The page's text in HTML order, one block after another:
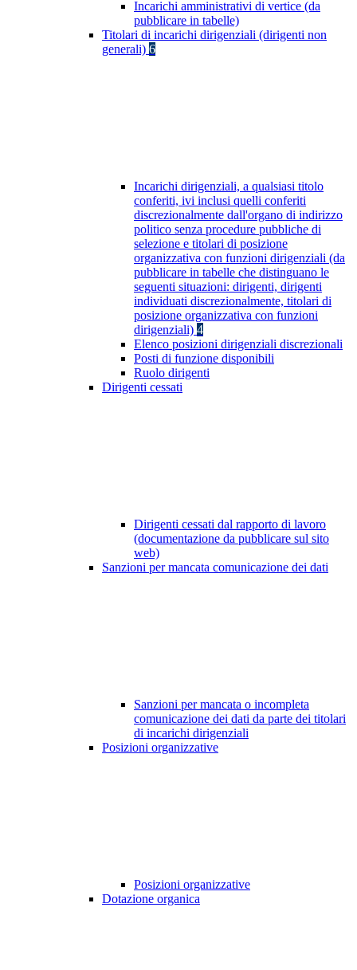
Incarichi amministrativi di vertice (da
pubblicare in tabelle)
Titolari di incarichi dirigenziali (dirigenti non
generali) 6
Incarichi dirigenziali, a qualsiasi titolo
conferiti, ivi inclusi quelli conferiti
discrezionalmente dall'organo di indirizzo
politico senza procedure pubbliche di
selezione e titolari di posizione
organizzativa con funzioni dirigenziali (da
pubblicare in tabelle che distinguano le
seguenti situazioni: dirigenti, dirigenti
individuati discrezionalmente, titolari di
posizione organizzativa con funzioni
dirigenziali) 4
Elenco posizioni dirigenziali discrezionali
Posti di funzione disponibili
Ruolo dirigenti
Dirigenti cessati
Dirigenti cessati dal rapporto di lavoro
(documentazione da pubblicare sul sito
web)
Sanzioni per mancata comunicazione dei dati
Sanzioni per mancata o incompleta
comunicazione dei dati da parte dei titolari
di incarichi dirigenziali
Posizioni organizzative
Posizioni organizzative
Dotazione organica